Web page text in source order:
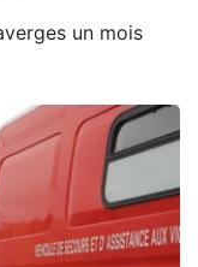
un mois